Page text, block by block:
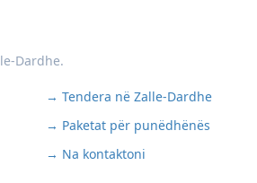
Dardhe.
→ Tendera në Zalle-Dardhe
→ Paketat për punëdhënës
→ Na kontaktoni